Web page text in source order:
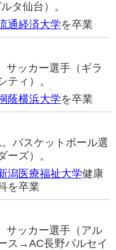
タ仙台）。
通経済大学を卒業
サッカー選手（ギラ
ィ）。
蔭横浜大学を卒業
バスケットボール選
ーズ）。
潟医療福祉大学健康
を卒業
サッカー選手（アル
ス→AC長野パルセイ